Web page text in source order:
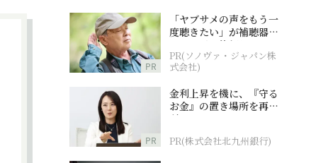
PR
「ヤブサメの声をもう一
度聴きたい」が補聴器チ
ャレンジの後押しに
PR(ソノヴァ・ジャパン株
式会社)
PR
金利上昇を機に、『守る
お金』の置き場所を再検
討
PR(株式会社北九州銀行)